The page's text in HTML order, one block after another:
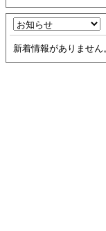
新着情報がありません